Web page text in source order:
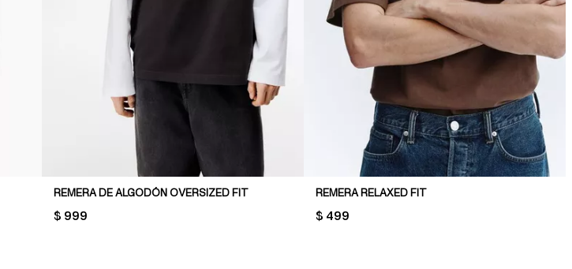
REMERA DE ALGODÓN OVERSIZED FIT
PRICE:
$ 999
REMERA RELAXED FIT
PRICE:
$ 499